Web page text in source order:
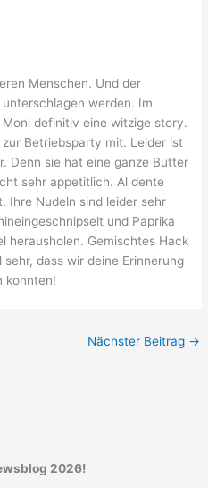
Menschen. Und der
werden. Im
definitiv eine witzige story.
Betriebsparty mit. Leider ist
Denn sie hat eine ganze Butter
sehr appetitlich. Al dente
Ihre Nudeln sind leider sehr
und Paprika
herausholen. Gemischtes Hack
dass wir deine Erinnerung
konnten!
Nächster Beitrag →
2026!